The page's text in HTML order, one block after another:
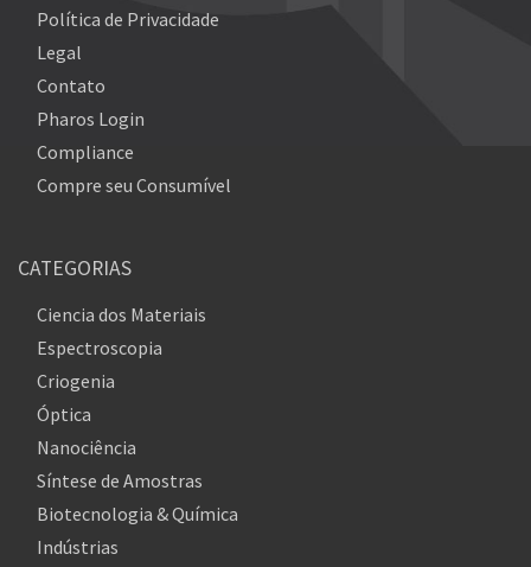
Política de Privacidade
Legal
Contato
Pharos Login
Compliance
Compre seu Consumível
CATEGORIAS
Ciencia dos Materiais
Espectroscopia
Criogenia
Óptica
Nanociência
Síntese de Amostras
Biotecnologia & Química
Indústrias